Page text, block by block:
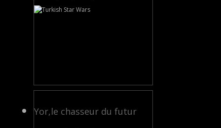
Yor,le chasseur du futur